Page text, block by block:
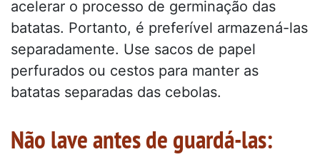
acelerar o processo de germinação das
batatas. Portanto, é preferível armazená-las
separadamente. Use sacos de papel
perfurados ou cestos para manter as
batatas separadas das cebolas.
Não lave antes de guardá-las: